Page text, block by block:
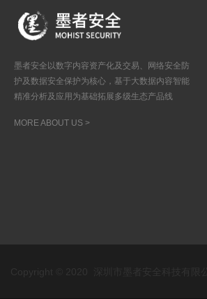
墨者安全以数字内容资产化及交易、网络安全防
护及数据安全保护为核心，基于大数据内容智能
精准分析及应用为基础拓展多级生态产品线
MORE ABOUT US >